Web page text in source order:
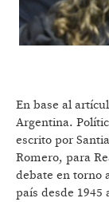
En base al
Argentina.
escrito por
Romero, para
debate en torno
país desde 1945